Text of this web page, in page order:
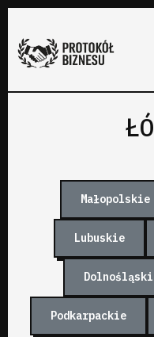
Małopolskie
Lubuskie
Podkarpackie